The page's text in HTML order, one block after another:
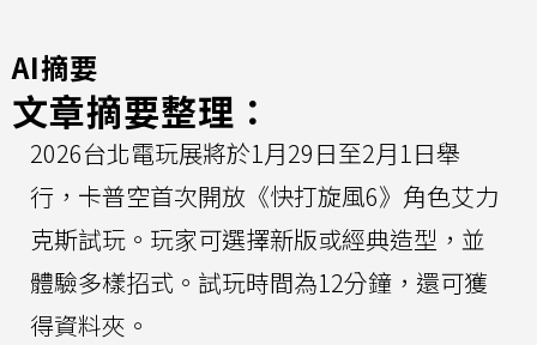
AI摘要
文章摘要整理：
2026台北電玩展將於1月29日至2月1日舉
行，卡普空首次開放《快打旋風6》角色艾力
克斯試玩。玩家可選擇新版或經典造型，並
體驗多樣招式。試玩時間為12分鐘，還可獲
得資料夾。